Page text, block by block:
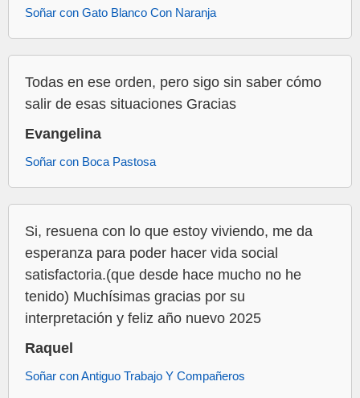
Soñar con Gato Blanco Con Naranja
Todas en ese orden, pero sigo sin saber cómo
salir de esas situaciones Gracias
Evangelina
Soñar con Boca Pastosa
Si, resuena con lo que estoy viviendo, me da
esperanza para poder hacer vida social
satisfactoria.(que desde hace mucho no he
tenido) Muchísimas gracias por su
interpretación y feliz año nuevo 2025
Raquel
Soñar con Antiguo Trabajo Y Compañeros